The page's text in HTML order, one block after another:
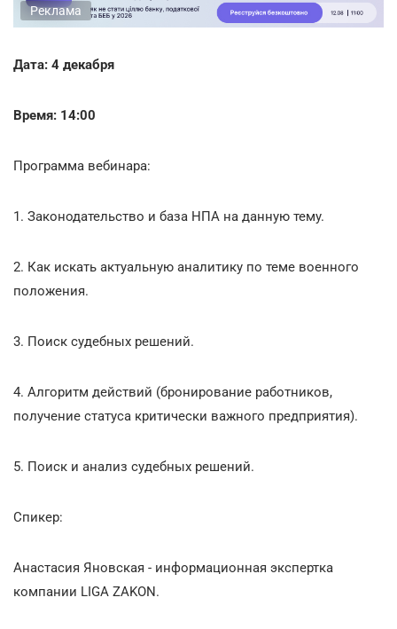
Реклама
Дата: 4 декабря
Время: 14:00
Программа вебинара:
1. Законодательство и база НПА на данную тему.
2. Как искать актуальную аналитику по теме военного
положения.
3. Поиск судебных решений.
4. Алгоритм действий (бронирование работников,
получение статуса критически важного предприятия).
5. Поиск и анализ судебных решений.
Спикер:
Анастасия Яновская - информационная экспертка
компании LIGA ZAKON.